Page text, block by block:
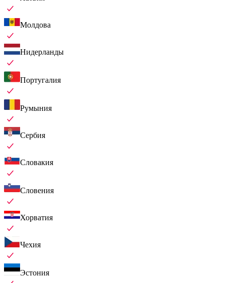
Молдова
Нидерланды
Португалия
Румыния
Сербия
Словакия
Словения
Хорватия
Чехия
Эстония